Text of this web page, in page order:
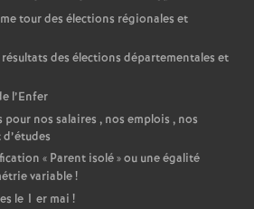
tour des élections régionales et
des élections départementales et
l’Enfer
nos salaires , nos emplois , nos
« Parent isolé» ou une égalité
variable!
le 1 er mai !